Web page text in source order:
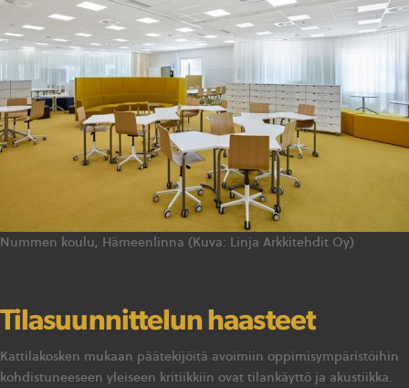
Nummen koulu, Hämeenlinna (Kuva: Linja Arkkitehdit Oy)
Tilasuunnittelun haasteet
Kattilakosken mukaan päätekijöitä avoimiin oppimisympäristöihin
kohdistuneeseen yleiseen kritiikkiin ovat tilankäyttö ja akustiikka.